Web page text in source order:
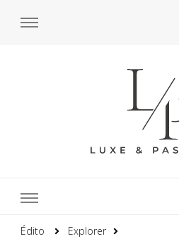
Édito
Explorer